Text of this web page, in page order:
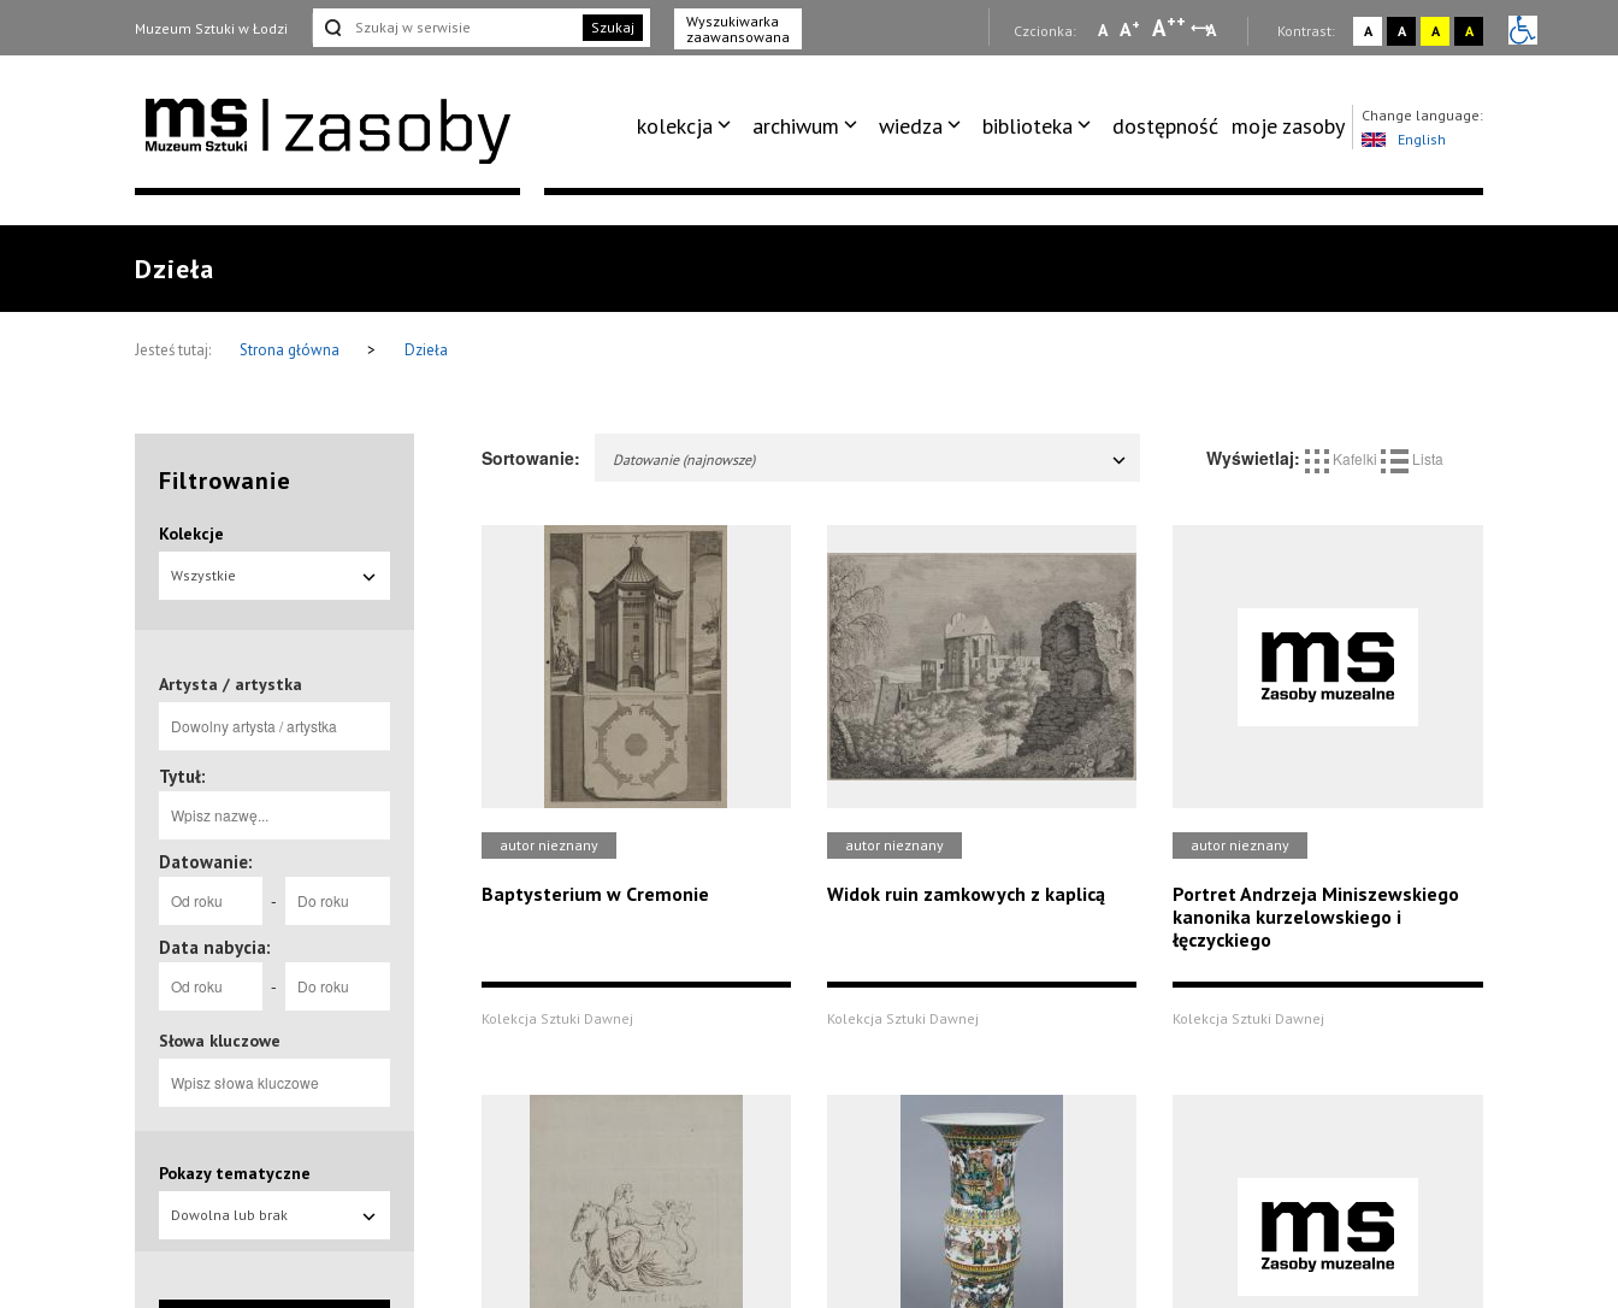
Muzeum Sztuki w Łodzi Szukaj
Wyszukiwarka
zaawansowana
Czcionka: A A+ A++ A Kontrast: A A A A
kolekcja archiwum wiedza biblioteka dostępność moje zasoby
Change language:
English
Dzieła
Jesteś tutaj: Strona główna > Dzieła
Filtrowanie
Kolekcje
Wszystkie
Artysta / artystka
Tytuł:
Datowanie:
-
Data nabycia:
-
Słowa kluczowe
Pokazy tematyczne
Dowolna lub brak
Sortowanie: Datowanie (najnowsze) Wyświetlaj: Kafelki Lista
autor nieznany
Baptysterium w Cremonie
Kolekcja Sztuki Dawnej
autor nieznany
Widok ruin zamkowych z kaplicą
Kolekcja Sztuki Dawnej
autor nieznany
Portret Andrzeja Miniszewskiego
kanonika kurzelowskiego i
łęczyckiego
Kolekcja Sztuki Dawnej